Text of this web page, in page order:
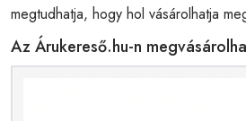
megtudhatja, hogy hol vásárolhatja
Az Árukereső.hu-n